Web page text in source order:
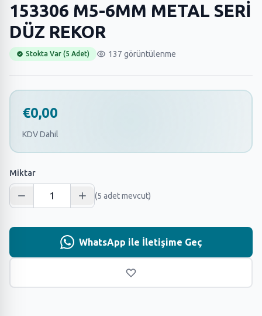
153306 M5-6MM METAL SERİ
DÜZ REKOR
Stokta Var (5 Adet) 137 görüntülenme
€0,00
KDV Dahil
Miktar
(5 adet mevcut)
WhatsApp ile İletişime Geç